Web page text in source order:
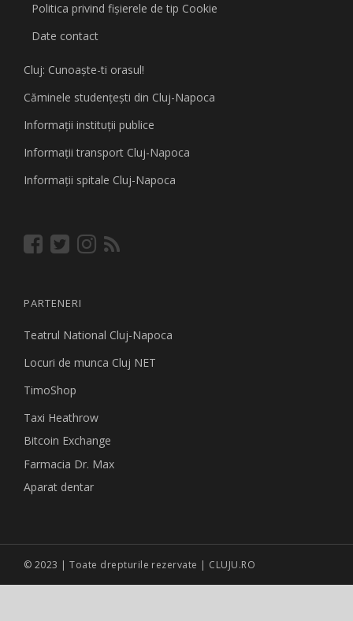
Politica privind fişierele de tip Cookie
Date contact
Cluj: Cunoaşte-ti orasul!
Căminele studenţeşti din Cluj-Napoca
Informaţii instituţii publice
Informaţii transport Cluj-Napoca
Informaţii spitale Cluj-Napoca
PARTENERI
Teatrul National Cluj-Napoca
Locuri de munca Cluj NET
TimoShop
Taxi Heathrow
Bitcoin Exchange
Farmacia Dr. Max
Aparat dentar
© 2023 | Toate drepturile rezervate | CLUJU.RO